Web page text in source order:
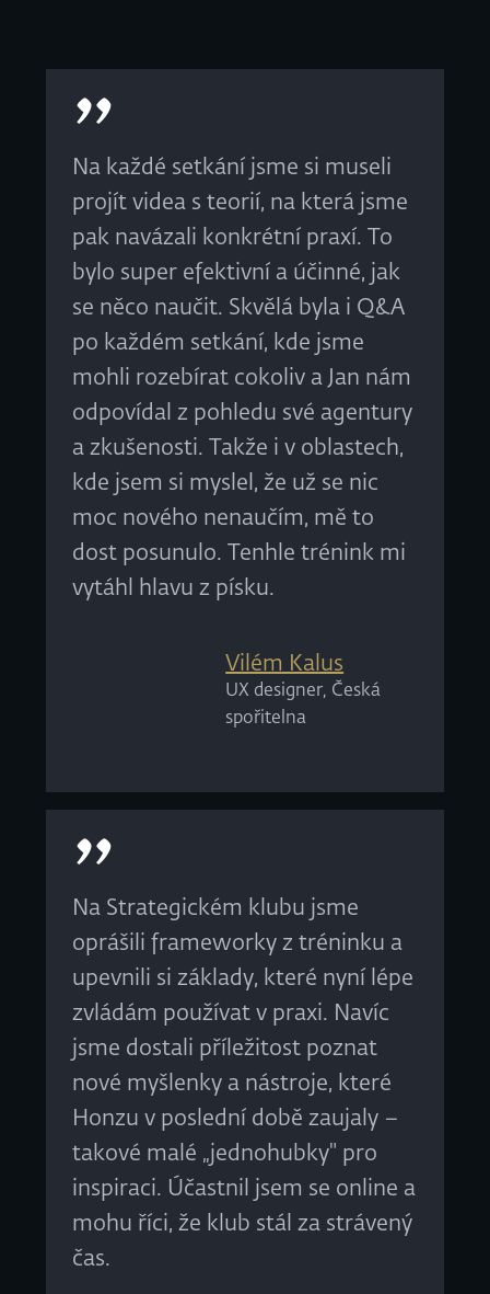
Na každé setkání jsme si museli
projít videa s teorií, na která jsme
pak navázali konkrétní praxí. To
bylo super efektivní a účinné, jak
se něco naučit. Skvělá byla i Q&A
po každém setkání, kde jsme
mohli rozebírat cokoliv a Jan nám
odpovídal z pohledu své agentury
a zkušenosti. Takže i v oblastech,
kde jsem si myslel, že už se nic
moc nového nenaučím, mě to
dost posunulo. Tenhle trénink mi
vytáhl hlavu z písku.
Vilém Kalus
UX designer, Česká
spořitelna
Na Strategickém klubu jsme
oprášili frameworky z tréninku a
upevnili si základy, které nyní lépe
zvládám používat v praxi. Navíc
jsme dostali příležitost poznat
nové myšlenky a nástroje, které
Honzu v poslední době zaujaly –
takové malé „jednohubky" pro
inspiraci. Účastnil jsem se online a
mohu říci, že klub stál za strávený
čas.